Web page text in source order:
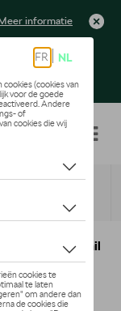
informatie
> Detail